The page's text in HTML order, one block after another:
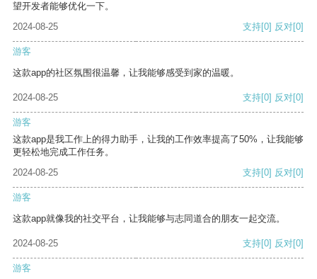
望开发者能够优化一下。
2024-08-25
支持[0] 反对[0]
游客
这款app的社区氛围很温馨，让我能够感受到家的温暖。
2024-08-25 支持[0] 反对[0]
游客
这款app是我工作上的得力助手，让我的工作效率提高了50%，让我能够
更轻松地完成工作任务。
2024-08-25
支持[0] 反对[0]
游客
这款app就像我的社交平台，让我能够与志同道合的朋友一起交流。
2024-08-25 支持[0] 反对[0]
游客